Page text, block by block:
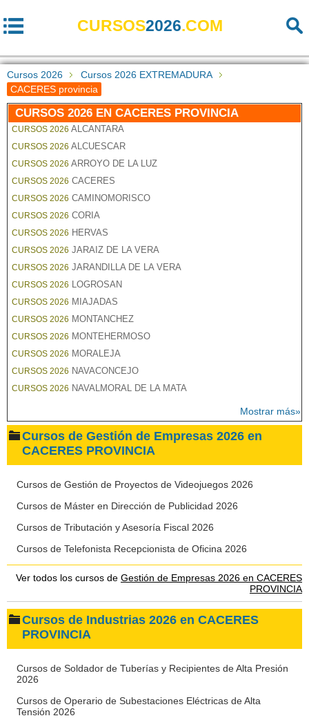
CURSOS2026.COM
Cursos 2026
Cursos 2026 EXTREMADURA
CACERES provincia
CURSOS 2026 EN CACERES PROVINCIA
CURSOS 2026 ALCANTARA
CURSOS 2026 ALCUESCAR
CURSOS 2026 ARROYO DE LA LUZ
CURSOS 2026 CACERES
CURSOS 2026 CAMINOMORISCO
CURSOS 2026 CORIA
CURSOS 2026 HERVAS
CURSOS 2026 JARAIZ DE LA VERA
CURSOS 2026 JARANDILLA DE LA VERA
CURSOS 2026 LOGROSAN
CURSOS 2026 MIAJADAS
CURSOS 2026 MONTANCHEZ
CURSOS 2026 MONTEHERMOSO
CURSOS 2026 MORALEJA
CURSOS 2026 NAVACONCEJO
CURSOS 2026 NAVALMORAL DE LA MATA
Mostrar más»
Cursos de Gestión de Empresas 2026 en
CACERES PROVINCIA
Cursos de Gestión de Proyectos de Videojuegos 2026
Cursos de Máster en Dirección de Publicidad 2026
Cursos de Tributación y Asesoría Fiscal 2026
Cursos de Telefonista Recepcionista de Oficina 2026
Ver todos los cursos de Gestión de Empresas 2026 en CACERES
PROVINCIA
Cursos de Industrias 2026 en CACERES
PROVINCIA
Cursos de Soldador de Tuberías y Recipientes de Alta Presión
2026
Cursos de Operario de Subestaciones Eléctricas de Alta
Tensión 2026